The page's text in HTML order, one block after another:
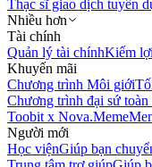
Thạc sĩ giao dịch tuyển
Nhiều hơn
Tài chính
Quản lý tài chínhKiếm
Khuyến mãi
Chương trình Môi giới
Chương trình đại sứ toàn
Toobit x Nova.Meme
Người mới
Học việnGiúp bạn